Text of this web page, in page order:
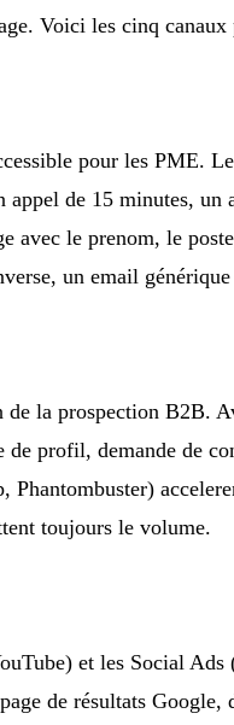
Voici les cinq
pour les PME.
de 15 minutes,
avec le prenom, le
un email
la prospection B2B.
profil, demande de
toujours le volume.
et les Social
de résultats